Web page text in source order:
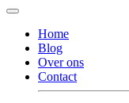
Home
Blog
Over ons
Contact